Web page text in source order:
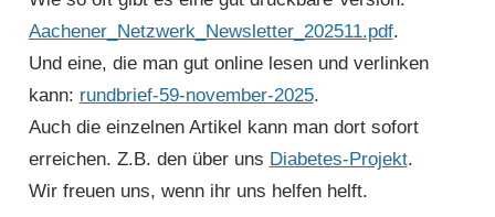
Aachener_Netzwerk_Newsletter_202511.pdf.
Und eine, die man gut online lesen und verlinken
kann: rundbrief-59-november-2025.
Auch die einzelnen Artikel kann man dort sofort
erreichen. Z.B. den über uns Diabetes-Projekt.
Wir freuen uns, wenn ihr uns helfen helft.